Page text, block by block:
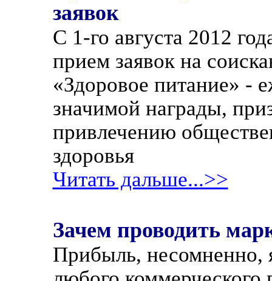
заявок
С 1-го августа 2012
прием заявок на
«Здоровое питание» -
значимой награды,
привлечению
здоровья
Читать дальше...>>
Зачем проводить
Прибыль, несомненно,